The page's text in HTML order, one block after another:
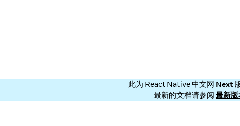
此为 React Native 中文网 Next
最新的文档请参阅 最新